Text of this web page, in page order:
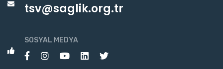
tsv@saglik.org.tr
SOSYAL MEDYA